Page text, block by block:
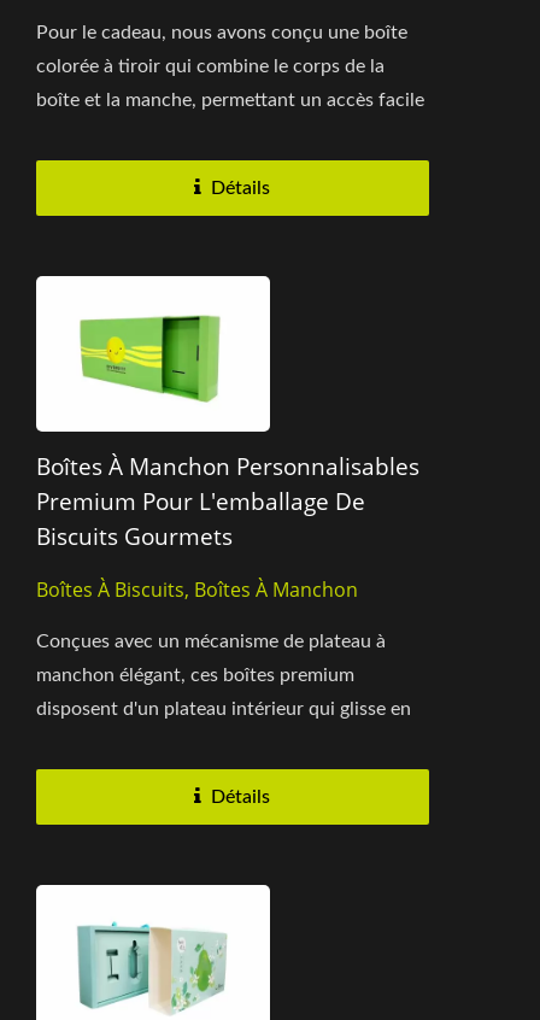
Pour le cadeau, nous avons conçu une boîte
colorée à tiroir qui combine le corps de la
boîte et la manche, permettant un accès facile
Détails
Boîtes À Manchon Personnalisables
Premium Pour L'emballage De
Biscuits Gourmets
Boîtes À Biscuits, Boîtes À Manchon
Conçues avec un mécanisme de plateau à
manchon élégant, ces boîtes premium
disposent d'un plateau intérieur qui glisse en
Détails